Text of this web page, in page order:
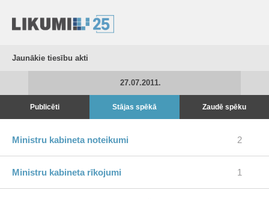
Jaunākie tiesību akti
27.07.2011.
Publicēti Stājas spēkā Zaudē spēku
Ministru kabineta noteikumi 2
Ministru kabineta rīkojumi 1